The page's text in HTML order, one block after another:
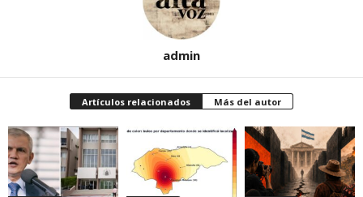
admin
Artículos relacionados Más del autor